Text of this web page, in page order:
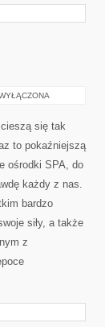
się tak
to pokaźniejszą
ośrodki SPA, do
każdy z nas.
bardzo
siły, a także
z